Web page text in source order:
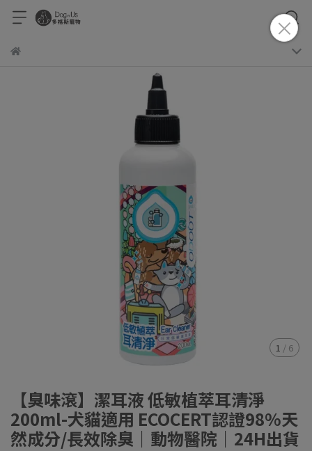
1 / 6
【臭味滾】潔耳液 低敏植萃耳清淨
200ml-犬貓適用 ECOCERT認證98%天
然成分/長效除臭｜動物醫院｜24H出貨